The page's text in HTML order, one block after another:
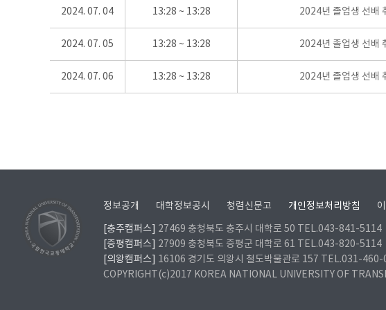
2024. 07. 04 13:28 ~ 13:28 2024년 졸업생 선배
2024. 07. 05 13:28 ~ 13:28 2024년 졸업생 선배
2024. 07. 06 13:28 ~ 13:28 2024년 졸업생 선배
정보공개 대학정보공시 청렴신문고 개인정보처리방침
[충주캠퍼스]
27469 충청북도 충주시 대학로 50 TEL.043-841-5114
[증평캠퍼스]
27909 충청북도 증평군 대학로 61 TEL.043-820-5114
[의왕캠퍼스]
16106 경기도 의왕시 철도박물관로 157 TEL.031-460-
COPYRIGHT(c)2017 KOREA NATIONAL UNIVERSITY OF